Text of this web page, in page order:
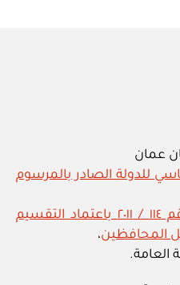
عمان
للدولة الصادر بالمرسوم
المرسوم السلطاني رقم ١١٤ / ٢٠١١ باعتماد التقسيم
المحافظين،
العامة.